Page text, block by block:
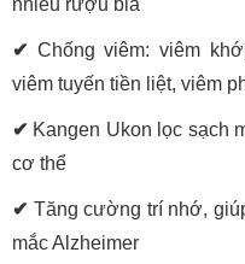
✔ Chống viêm: viêm
viêm tuyến tiền liệt, viêm
✔ Kangen Ukon lọc sạch
cơ thể
✔ Tăng cường trí nhớ,
mắc Alzheimer